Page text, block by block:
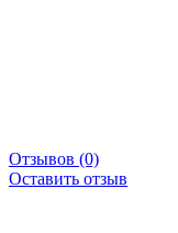
Отзывов (0)
Оставить отзыв